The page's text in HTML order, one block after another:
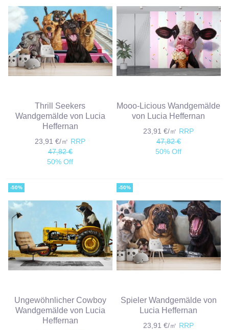
Thrill Seekers
Wandgemälde von Lucia
Heffernan
23,91 €/㎡ RRP
47,82 €
50% Off
Mooo-Licious Wandgemälde
von Lucia Heffernan
23,91 €/㎡ RRP
47,82 €
50% Off
-50%
Ungewöhnlicher Cowboy
Wandgemälde von Lucia
Heffernan
-50%
Spieler Wandgemälde von
Lucia Heffernan
23,91 €/㎡ RRP